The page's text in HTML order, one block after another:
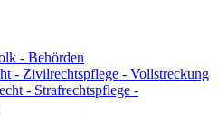
- Behörden
- Zivilrechtspflege - Vollstreckung
- Strafrechtspflege -